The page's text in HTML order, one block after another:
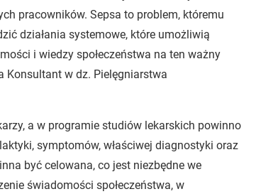
pracowników. Sepsa to problem, któremu
działania systemowe, które umożliwią
i wiedzy społeczeństwa na ten ważny
Konsultant w dz. Pielęgniarstwa
a w programie studiów lekarskich powinno
symptomów, właściwej diagnostyki oraz
być celowana, co jest niezbędne we
świadomości społeczeństwa, w